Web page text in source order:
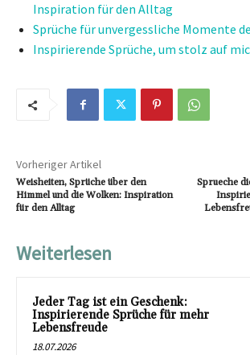
Inspiration für den Alltag
Sprüche für unvergessliche Momente
Inspirierende Sprüche, um stolz auf
Vorheriger Artikel
Weisheiten, Sprüche über den
Himmel und die Wolken: Inspiration
für den Alltag
Sprueche
Weiterlesen
Jeder Tag ist ein Geschenk:
Inspirierende Sprüche für mehr
Lebensfreude
18.07.2026